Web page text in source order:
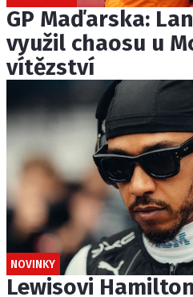
GP Maďarska:
využil chaosu u
vítězství
NOVINKY
Lewisovi